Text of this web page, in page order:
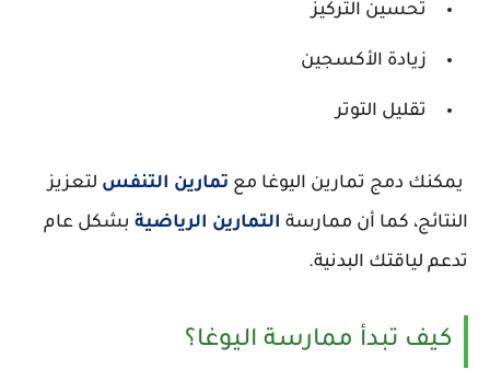
تحسين التركيز
زيادة الأكسجين
تقليل التوتر
يمكنك دمج تمارين اليوغا مع تمارين التنفس لتعزيز
النتائج، كما أن ممارسة التمارين الرياضية بشكل عام
تدعم لياقتك البدنية.
كيف تبدأ ممارسة اليوغا؟